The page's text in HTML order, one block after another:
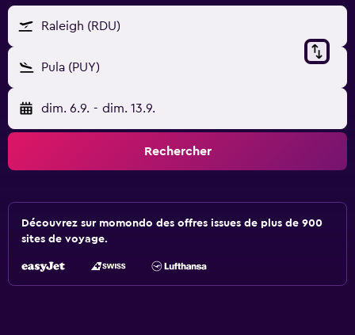
Raleigh (RDU)
Pula (PUY)
dim. 6.9. - dim. 13.9.
Rechercher
Découvrez sur momondo des offres issues de plus de 900
sites de voyage.